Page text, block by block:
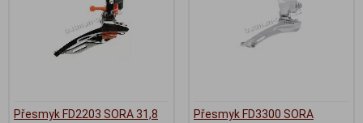
Přesmyk FD2203 SORA 31,8
Přesmyk FD3300 SORA